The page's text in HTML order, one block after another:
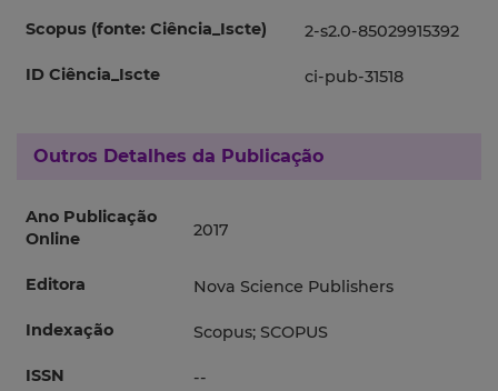
Scopus (fonte: Ciência_Iscte) 2-s2.0-85029915392
ID Ciência_Iscte ci-pub-31518
Outros Detalhes da Publicação
Ano Publicação
Online
2017
Editora Nova Science Publishers
Indexação Scopus; SCOPUS
ISSN --